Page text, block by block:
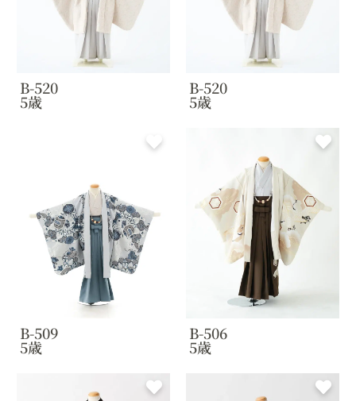
B-520
5歳
B-520
5歳
B-509
5歳
B-506
5歳